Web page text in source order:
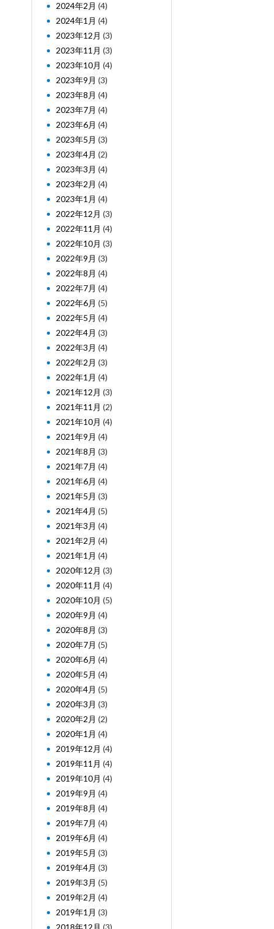
2024年2月 (4)
2024年1月 (4)
2023年12月 (3)
2023年11月 (3)
2023年10月 (4)
2023年9月 (3)
2023年8月 (4)
2023年7月 (4)
2023年6月 (4)
2023年5月 (3)
2023年4月 (2)
2023年3月 (4)
2023年2月 (4)
2023年1月 (4)
2022年12月 (3)
2022年11月 (4)
2022年10月 (3)
2022年9月 (3)
2022年8月 (4)
2022年7月 (4)
2022年6月 (5)
2022年5月 (4)
2022年4月 (3)
2022年3月 (4)
2022年2月 (3)
2022年1月 (4)
2021年12月 (3)
2021年11月 (2)
2021年10月 (4)
2021年9月 (4)
2021年8月 (3)
2021年7月 (4)
2021年6月 (4)
2021年5月 (3)
2021年4月 (5)
2021年3月 (4)
2021年2月 (4)
2021年1月 (4)
2020年12月 (3)
2020年11月 (4)
2020年10月 (5)
2020年9月 (4)
2020年8月 (3)
2020年7月 (5)
2020年6月 (4)
2020年5月 (4)
2020年4月 (5)
2020年3月 (3)
2020年2月 (2)
2020年1月 (4)
2019年12月 (4)
2019年11月 (4)
2019年10月 (4)
2019年9月 (4)
2019年8月 (4)
2019年7月 (4)
2019年6月 (4)
2019年5月 (3)
2019年4月 (3)
2019年3月 (5)
2019年2月 (4)
2019年1月 (3)
2018年12月 (3)